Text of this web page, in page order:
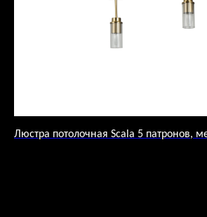
Люстра потолочная Scala 5 патронов,